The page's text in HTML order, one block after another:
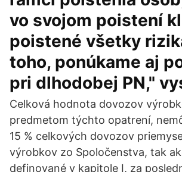
vo svojom poistení
poistené všetky
toho, ponúkame aj
pri dlhodobej PN,"
Celková hodnota dovozov
predmetom týchto opatrení,
15 % celkových dovozov
výrobkov zo Spoločenstva, tak
definované v kapitole I, za